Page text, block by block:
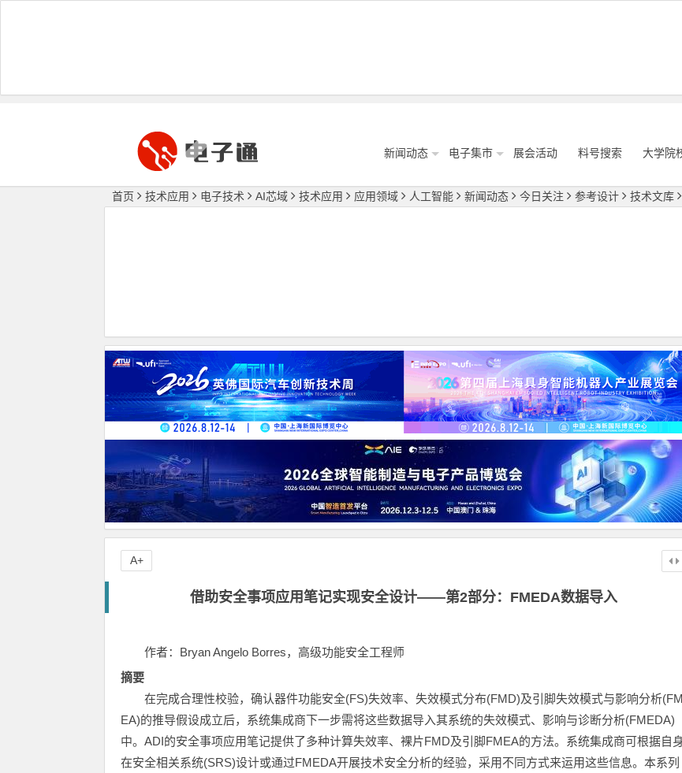
新闻动态 电子集市 展会活动 料号搜索 大学院
首页 技术应用 电子技术 AI芯域 技术应用 应用领域 人工智能 新闻动态 今日关注 参考设计 技术文库
借助安全事项应用笔记实现安全设计——第2部分：FMEDA数据导入
作者：Bryan Angelo Borres，高级功能安全工程师
摘要
在完成合理性校验，确认器件功能安全(FS)失效率、失效模式分布(FMD)及引脚失效模式与影响分析(FM
EA)的推导假设成立后，系统集成商下一步需将这些数据导入其系统的失效模式、影响与诊断分析(FMEDA)
中。ADI的安全事项应用笔记提供了多种计算失效率、裸片FMD及引脚FMEA的方法。系统集成商可根据自
在安全相关系统(SRS)设计或通过FMEDA开展技术安全分析的经验，采用不同方式来运用这些信息。本系列
A+